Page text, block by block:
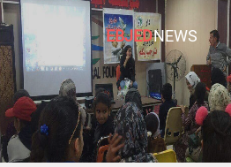
EBJEDNEWS